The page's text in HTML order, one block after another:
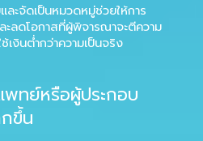
ละจัดเป็นหมวดหมู่ช่วยให้การ
ลดโอกาสที่ผู้พิจารณาจะตีความ
เงินต่ำกว่าความเป็นจริง
ทย์หรือผู้ประกอบ
ขึ้น